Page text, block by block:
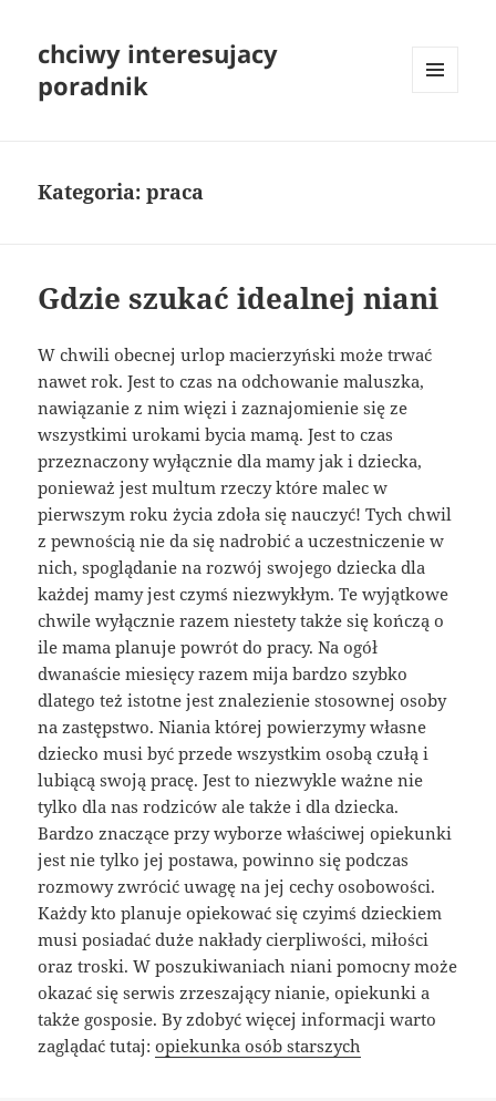
chciwy interesujacy
poradnik
Kategoria:praca
Gdzie szukać idealnej niani
W chwili obecnej urlop macierzyński może trwać
nawet rok. Jest to czas na odchowanie maluszka,
nawiązanie z nim więzi i zaznajomienie się ze
wszystkimi urokami bycia mamą. Jest to czas
przeznaczony wyłącznie dla mamy jak i dziecka,
ponieważ jest multum rzeczy które malec w
pierwszym roku życia zdoła się nauczyć! Tych chwil
z pewnością nie da się nadrobić a uczestniczenie w
nich, spoglądanie na rozwój swojego dziecka dla
każdej mamy jest czymś niezwykłym. Te wyjątkowe
chwile wyłącznie razem niestety także się kończą o
ile mama planuje powrót do pracy. Na ogół
dwanaście miesięcy razem mija bardzo szybko
dlatego też istotne jest znalezienie stosownej osoby
na zastępstwo. Niania której powierzymy własne
dziecko musi być przede wszystkim osobą czułą i
lubiącą swoją pracę. Jest to niezwykle ważne nie
tylko dla nas rodziców ale także i dla dziecka.
Bardzo znaczące przy wyborze właściwej opiekunki
jest nie tylko jej postawa, powinno się podczas
rozmowy zwrócić uwagę na jej cechy osobowości.
Każdy kto planuje opiekować się czyimś dzieckiem
musi posiadać duże nakłady cierpliwości, miłości
oraz troski. W poszukiwaniach niani pomocny może
okazać się serwis zrzeszający nianie, opiekunki a
także gosposie. By zdobyć więcej informacji warto
zaglądać tutaj:opiekunka osób starszych